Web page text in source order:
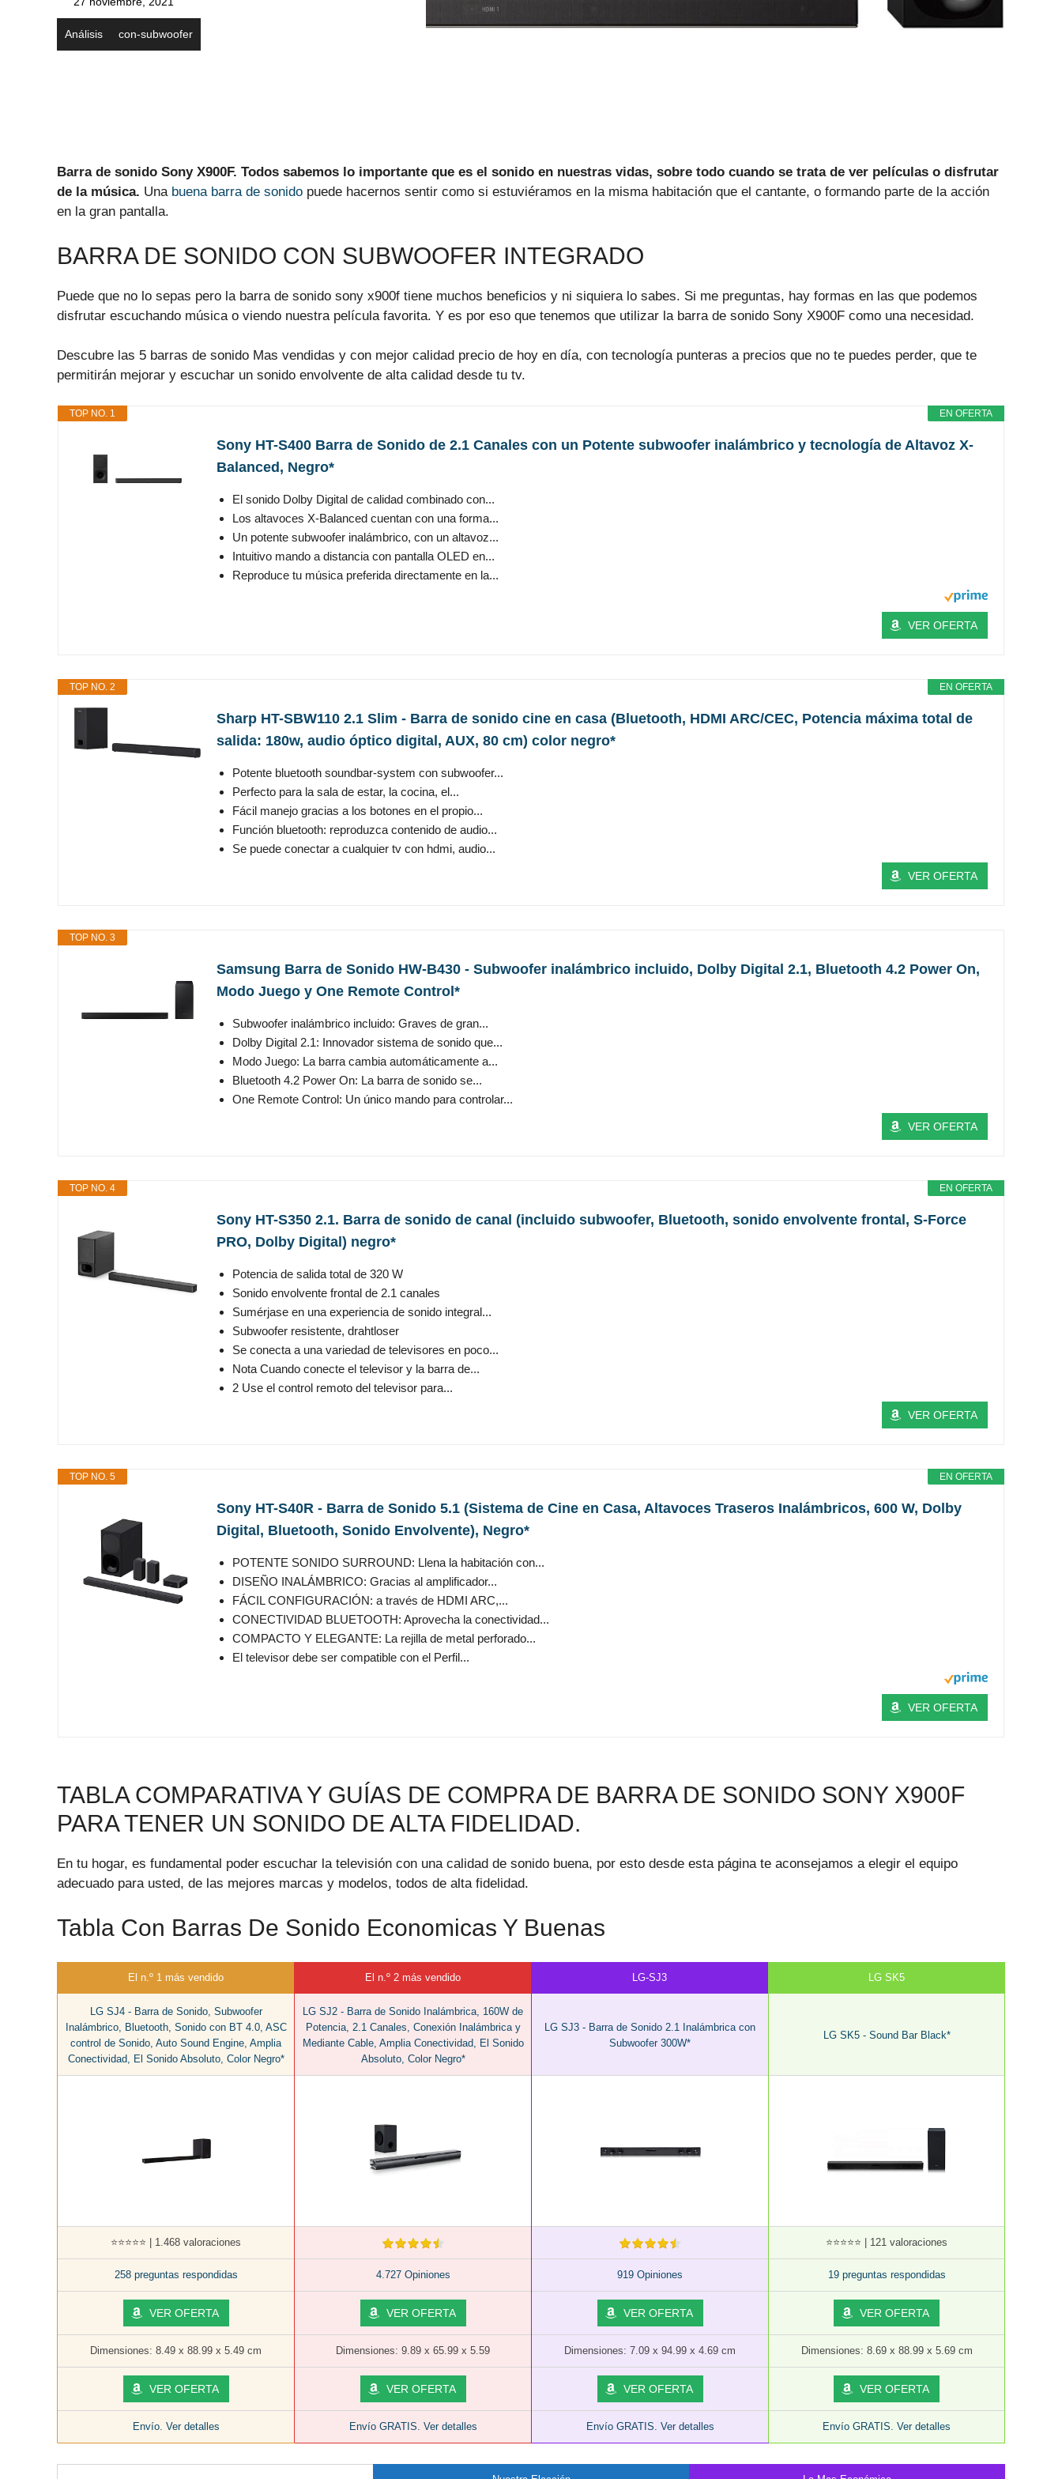
Análisis con-subwoofer
Barra de sonido Sony X900F. Todos sabemos lo importante que es el sonido en nuestras vidas, sobre todo cuando se trata de ver películas o disfrutar
de la música. Una buena barra de sonido puede hacernos sentir como si estuviéramos en la misma habitación que el cantante, o formando parte de la acción
en la gran pantalla.
BARRA DE SONIDO CON SUBWOOFER INTEGRADO
Puede que no lo sepas pero la barra de sonido sony x900f tiene muchos beneficios y ni siquiera lo sabes. Si me preguntas, hay formas en las que podemos
disfrutar escuchando música o viendo nuestra película favorita. Y es por eso que tenemos que utilizar la barra de sonido Sony X900F como una necesidad.
Descubre las 5 barras de sonido Mas vendidas y con mejor calidad precio de hoy en día, con tecnología punteras a precios que no te puedes perder, que te
permitirán mejorar y escuchar un sonido envolvente de alta calidad desde tu tv.
EN OFERTA
TOP NO. 1
Sony HT-S400 Barra de Sonido de 2.1 Canales con un Potente subwoofer inalámbrico y tecnología de Altavoz X-
Balanced, Negro*
El sonido Dolby Digital de calidad combinado con...
Los altavoces X-Balanced cuentan con una forma...
Un potente subwoofer inalámbrico, con un altavoz...
Intuitivo mando a distancia con pantalla OLED en...
Reproduce tu música preferida directamente en la...
VER OFERTA
EN OFERTA
TOP NO. 2
Sharp HT-SBW110 2.1 Slim - Barra de sonido cine en casa (Bluetooth, HDMI ARC/CEC, Potencia máxima total de
salida: 180w, audio óptico digital, AUX, 80 cm) color negro*
Potente bluetooth soundbar-system con subwoofer...
Perfecto para la sala de estar, la cocina, el...
Fácil manejo gracias a los botones en el propio...
Función bluetooth: reproduzca contenido de audio...
Se puede conectar a cualquier tv con hdmi, audio...
VER OFERTA
TOP NO. 3
Samsung Barra de Sonido HW-B430 - Subwoofer inalámbrico incluido, Dolby Digital 2.1, Bluetooth 4.2 Power On,
Modo Juego y One Remote Control*
Subwoofer inalámbrico incluido: Graves de gran...
Dolby Digital 2.1: Innovador sistema de sonido que...
Modo Juego: La barra cambia automáticamente a...
Bluetooth 4.2 Power On: La barra de sonido se...
One Remote Control: Un único mando para controlar...
VER OFERTA
EN OFERTA
TOP NO. 4
Sony HT-S350 2.1. Barra de sonido de canal (incluido subwoofer, Bluetooth, sonido envolvente frontal, S-Force
PRO, Dolby Digital) negro*
Potencia de salida total de 320 W
Sonido envolvente frontal de 2.1 canales
Sumérjase en una experiencia de sonido integral...
Subwoofer resistente, drahtloser
Se conecta a una variedad de televisores en poco...
Nota Cuando conecte el televisor y la barra de...
2 Use el control remoto del televisor para...
VER OFERTA
EN OFERTA
TOP NO. 5
Sony HT-S40R - Barra de Sonido 5.1 (Sistema de Cine en Casa, Altavoces Traseros Inalámbricos, 600 W, Dolby
Digital, Bluetooth, Sonido Envolvente), Negro*
POTENTE SONIDO SURROUND: Llena la habitación con...
DISEÑO INALÁMBRICO: Gracias al amplificador...
FÁCIL CONFIGURACIÓN: a través de HDMI ARC,...
CONECTIVIDAD BLUETOOTH: Aprovecha la conectividad...
COMPACTO Y ELEGANTE: La rejilla de metal perforado...
El televisor debe ser compatible con el Perfil...
VER OFERTA
TABLA COMPARATIVA Y GUÍAS DE COMPRA DE BARRA DE SONIDO SONY X900F
PARA TENER UN SONIDO DE ALTA FIDELIDAD.
En tu hogar, es fundamental poder escuchar la televisión con una calidad de sonido buena, por esto desde esta página te aconsejamos a elegir el equipo
adecuado para usted, de las mejores marcas y modelos, todos de alta fidelidad.
Tabla Con Barras De Sonido Economicas Y Buenas
El n.º 1 más vendido
LG SJ4 - Barra de Sonido, Subwoofer
Inalámbrico, Bluetooth, Sonido con BT 4.0, ASC
control de Sonido, Auto Sound Engine, Amplia
Conectividad, El Sonido Absoluto, Color Negro*
El n.º 2 más vendido
LG SJ2 - Barra de Sonido Inalámbrica, 160W de
Potencia, 2.1 Canales, Conexión Inalámbrica y
Mediante Cable, Amplia Conectividad, El Sonido
Absoluto, Color Negro*
LG-SJ3
LG SJ3 - Barra de Sonido 2.1 Inalámbrica con
Subwoofer 300W*
LG SK5
LG SK5 - Sound Bar Black*
⭐⭐⭐⭐⭐ | 1.468 valoraciones ⭐⭐⭐⭐⭐ | 121 valoraciones
258 preguntas respondidas 4.727 Opiniones 919 Opiniones 19 preguntas respondidas
VER OFERTA VER OFERTA VER OFERTA VER OFERTA
Dimensiones: 8.49 x 88.99 x 5.49 cm Dimensiones: 9.89 x 65.99 x 5.59 Dimensiones: 7.09 x 94.99 x 4.69 cm Dimensiones: 8.69 x 88.99 x 5.69 cm
VER OFERTA VER OFERTA VER OFERTA VER OFERTA
Envío. Ver detalles Envío GRATIS. Ver detalles Envío GRATIS. Ver detalles Envío GRATIS. Ver detalles